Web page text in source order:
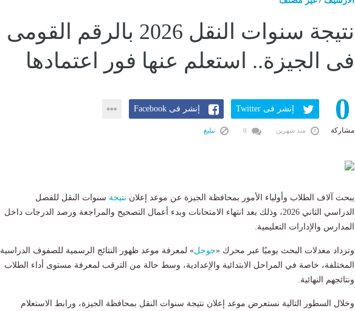
نتيجة سنوات النقل 2026 بالرقم القومى
فى الجيزة.. استعلم عنها فور اعتمادها
0
مشاركة
إنشر فى Twitter إنشر فى Facebook
منذ شهرين تبليغ
يبحث آلاف الطلاب وأولياء الأمور بمحافظة الجيزة عن موعد إعلان نتيجة سنوات النقل للفصل
الدراسي الثاني 2026، وذلك بعد انتهاء الامتحانات وبدء أعمال التصحيح والمراجعة ورصد الدرجات داخل
المدارس والإدارات التعليمية.
وتزداد معدلات البحث يوميًا عبر محرك «جوجل» لمعرفة موعد ظهور النتائج الرسمية للصفوف الدراسية
المختلفة، خاصة في المراحل الابتدائية والإعدادية، وسط حالة من الترقب لمعرفة مستوى أداء الطلاب
ونتائجهم النهائية.
وخلال السطور التالية نستعرض موعد إعلان نتيجة سنوات النقل بمحافظة الجيزة، ورابط الاستعلام